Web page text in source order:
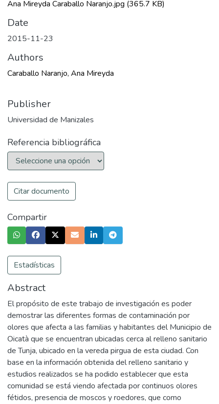
Ana Mireyda Caraballo Naranjo.jpg (365.7 KB)
Date
2015-11-23
Authors
Caraballo Naranjo, Ana Mireyda
Publisher
Universidad de Manizales
Referencia bibliográfica
Citar documento
Compartir
Estadísticas
Abstract
El propósito de este trabajo de investigación es poder
demostrar las diferentes formas de contaminación por
olores que afecta a las familias y habitantes del Municipio de
Oicatà que se encuentran ubicadas cerca al relleno sanitario
de Tunja, ubicado en la vereda pirgua de esta ciudad. Con
base en la información obtenida del relleno sanitario y
estudios realizados se ha podido establecer que esta
comunidad se está viendo afectada por continuos olores
fétidos, presencia de moscos y roedores, que como